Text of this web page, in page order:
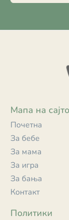
Мапа на
Почетна
За бебе
За мама
За игра
За бања
Контакт
Политики